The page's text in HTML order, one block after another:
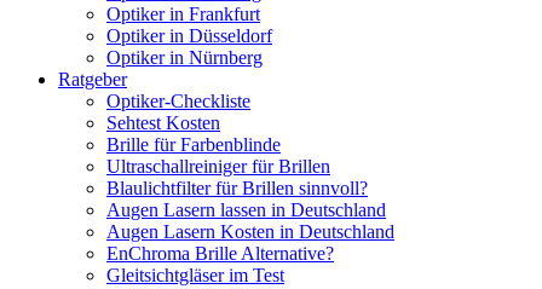
Optiker in Frankfurt
Optiker in Düsseldorf
Optiker in Nürnberg
Ratgeber
Optiker-Checkliste
Sehtest Kosten
Brille für Farbenblinde
Ultraschallreiniger für Brillen
Blaulichtfilter für Brillen sinnvoll?
Augen Lasern lassen in Deutschland
Augen Lasern Kosten in Deutschland
EnChroma Brille Alternative?
Gleitsichtgläser im Test